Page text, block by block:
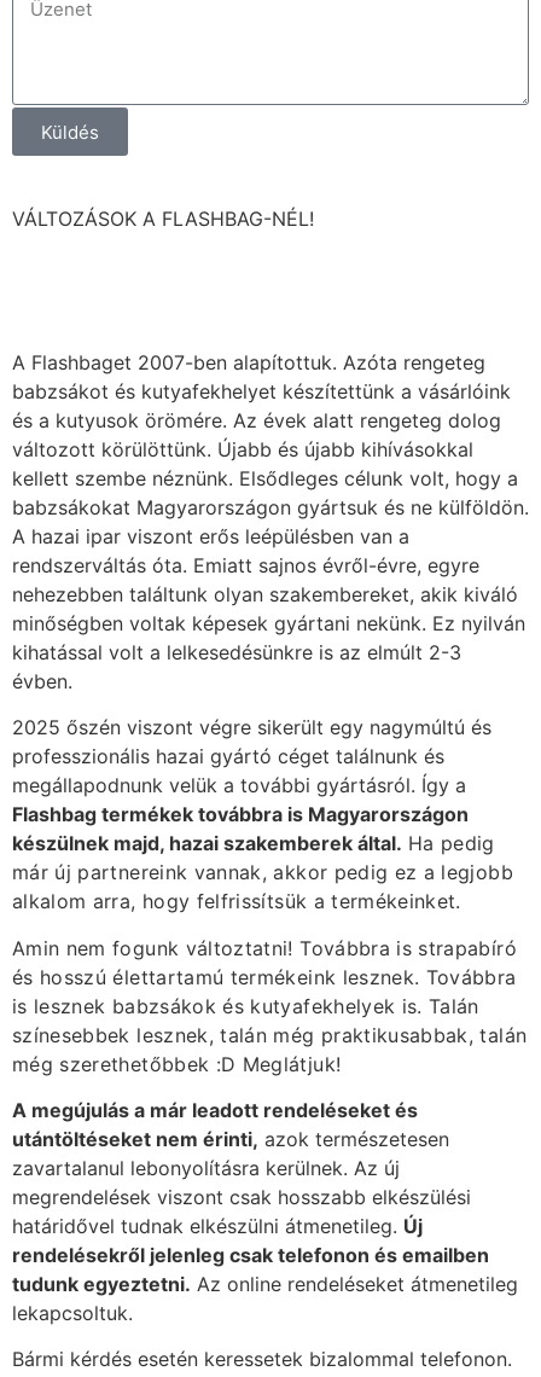
Küldés
VÁLTOZÁSOK A FLASHBAG-NÉL!
A Flashbaget 2007-ben alapítottuk. Azóta rengeteg
babzsákot és kutyafekhelyet készítettünk a vásárlóink
és a kutyusok örömére. Az évek alatt rengeteg dolog
változott körülöttünk. Újabb és újabb kihívásokkal
kellett szembe néznünk. Elsődleges célunk volt, hogy a
babzsákokat Magyarországon gyártsuk és ne külföldön.
A hazai ipar viszont erős leépülésben van a
rendszerváltás óta. Emiatt sajnos évről-évre, egyre
nehezebben találtunk olyan szakembereket, akik kiváló
minőségben voltak képesek gyártani nekünk. Ez nyilván
kihatással volt a lelkesedésünkre is az elmúlt 2-3
évben.
2025 őszén viszont végre sikerült egy nagymúltú és
professzionális hazai gyártó céget találnunk és
megállapodnunk velük a további gyártásról. Így a
Flashbag termékek továbbra is Magyarországon
készülnek majd, hazai szakemberek által. Ha pedig
már új partnereink vannak, akkor pedig ez a legjobb
alkalom arra, hogy felfrissítsük a termékeinket.
Amin nem fogunk változtatni! Továbbra is strapabíró
és hosszú élettartamú termékeink lesznek. Továbbra
is lesznek babzsákok és kutyafekhelyek is. Talán
színesebbek lesznek, talán még praktikusabbak, talán
még szerethetőbbek :D Meglátjuk!
A megújulás a már leadott rendeléseket és
utántöltéseket nem érinti, azok természetesen
zavartalanul lebonyolításra kerülnek. Az új
megrendelések viszont csak hosszabb elkészülési
határidővel tudnak elkészülni átmenetileg. Új
rendelésekről jelenleg csak telefonon és emailben
tudunk egyeztetni. Az online rendeléseket átmenetileg
lekapcsoltuk.
Bármi kérdés esetén keressetek bizalommal telefonon.